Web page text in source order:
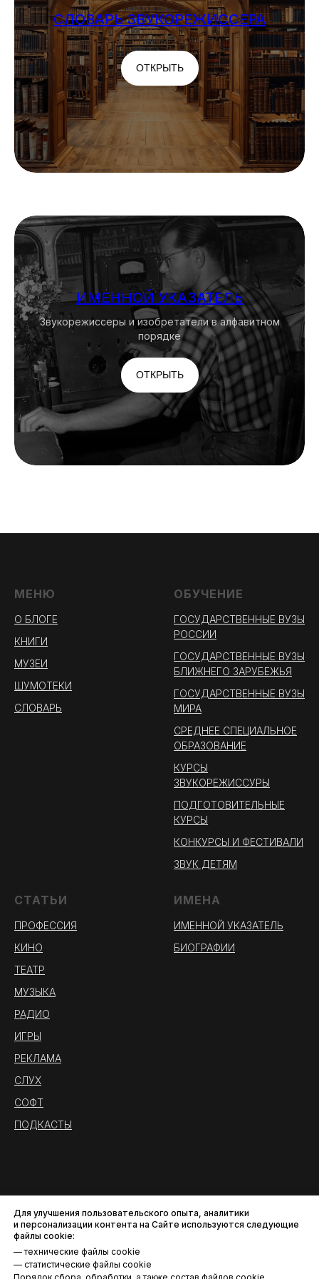
Алгоритм работы
звукорежиссёра записи
ОТКРЫТЬ
СЛОВАРЬ ЗВУКОРЕЖИССЕРА
ОТКРЫТЬ
ИМЕННОЙ УКАЗАТЕЛЬ
Звукорежиссеры и изобретатели в алфавитном
порядке
ОТКРЫТЬ
Для улучшения пользовательского опыта, аналитики
и персонализации контента на Сайте используются следующие
файлы cookie:
— технические файлы cookie
— статистические файлы cookie
МЕНЮ
О БЛОГЕ
КНИГИ
МУЗЕИ
ШУМОТЕКИ
СЛОВАРЬ
ОБУЧЕНИЕ
ГОСУДАРСТВЕННЫЕ ВУЗЫ
РОССИИ
ГОСУДАРСТВЕННЫЕ ВУЗЫ
БЛИЖНЕГО ЗАРУБЕЖЬЯ
ГОСУДАРСТВЕННЫЕ ВУЗЫ
МИРА
СРЕДНЕЕ СПЕЦИАЛЬНОЕ
ОБРАЗОВАНИЕ
КУРСЫ
ЗВУКОРЕЖИССУРЫ
ПОДГОТОВИТЕЛЬНЫЕ
КУРСЫ
КОНКУРСЫ И ФЕСТИВАЛИ
ЗВУК ДЕТЯМ
СТАТЬИ
ПРОФЕССИЯ
КИНО
ТЕАТР
МУЗЫКА
РАДИО
ИГРЫ
РЕКЛАМА
СЛУХ
СОФТ
ПОДКАСТЫ
ИМЕНА
ИМЕННОЙ УКАЗАТЕЛЬ
БИОГРАФИИ